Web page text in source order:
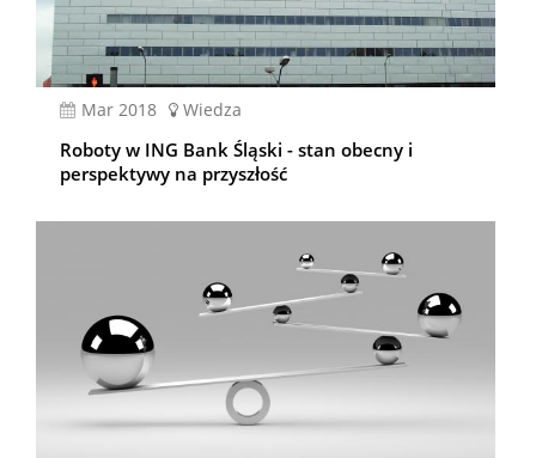
mar 2018 Wiedza
Roboty w ING Bank Śląski - stan obecny i
perspektywy na przyszłość